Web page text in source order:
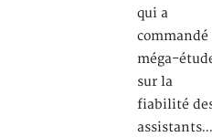
qui a
commandé
méga-
sur la
fiabilité
assistants…